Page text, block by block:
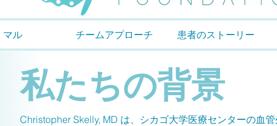
マル チームアプローチ 患者のストーリー
私たちの背景
Christopher Skelly, MD は、シカゴ大学医療センターの血